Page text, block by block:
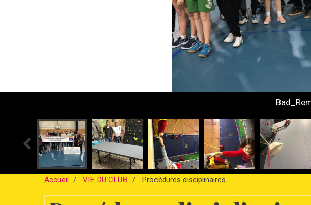
Accueil VIE DU CLUB Procédures disciplinaires